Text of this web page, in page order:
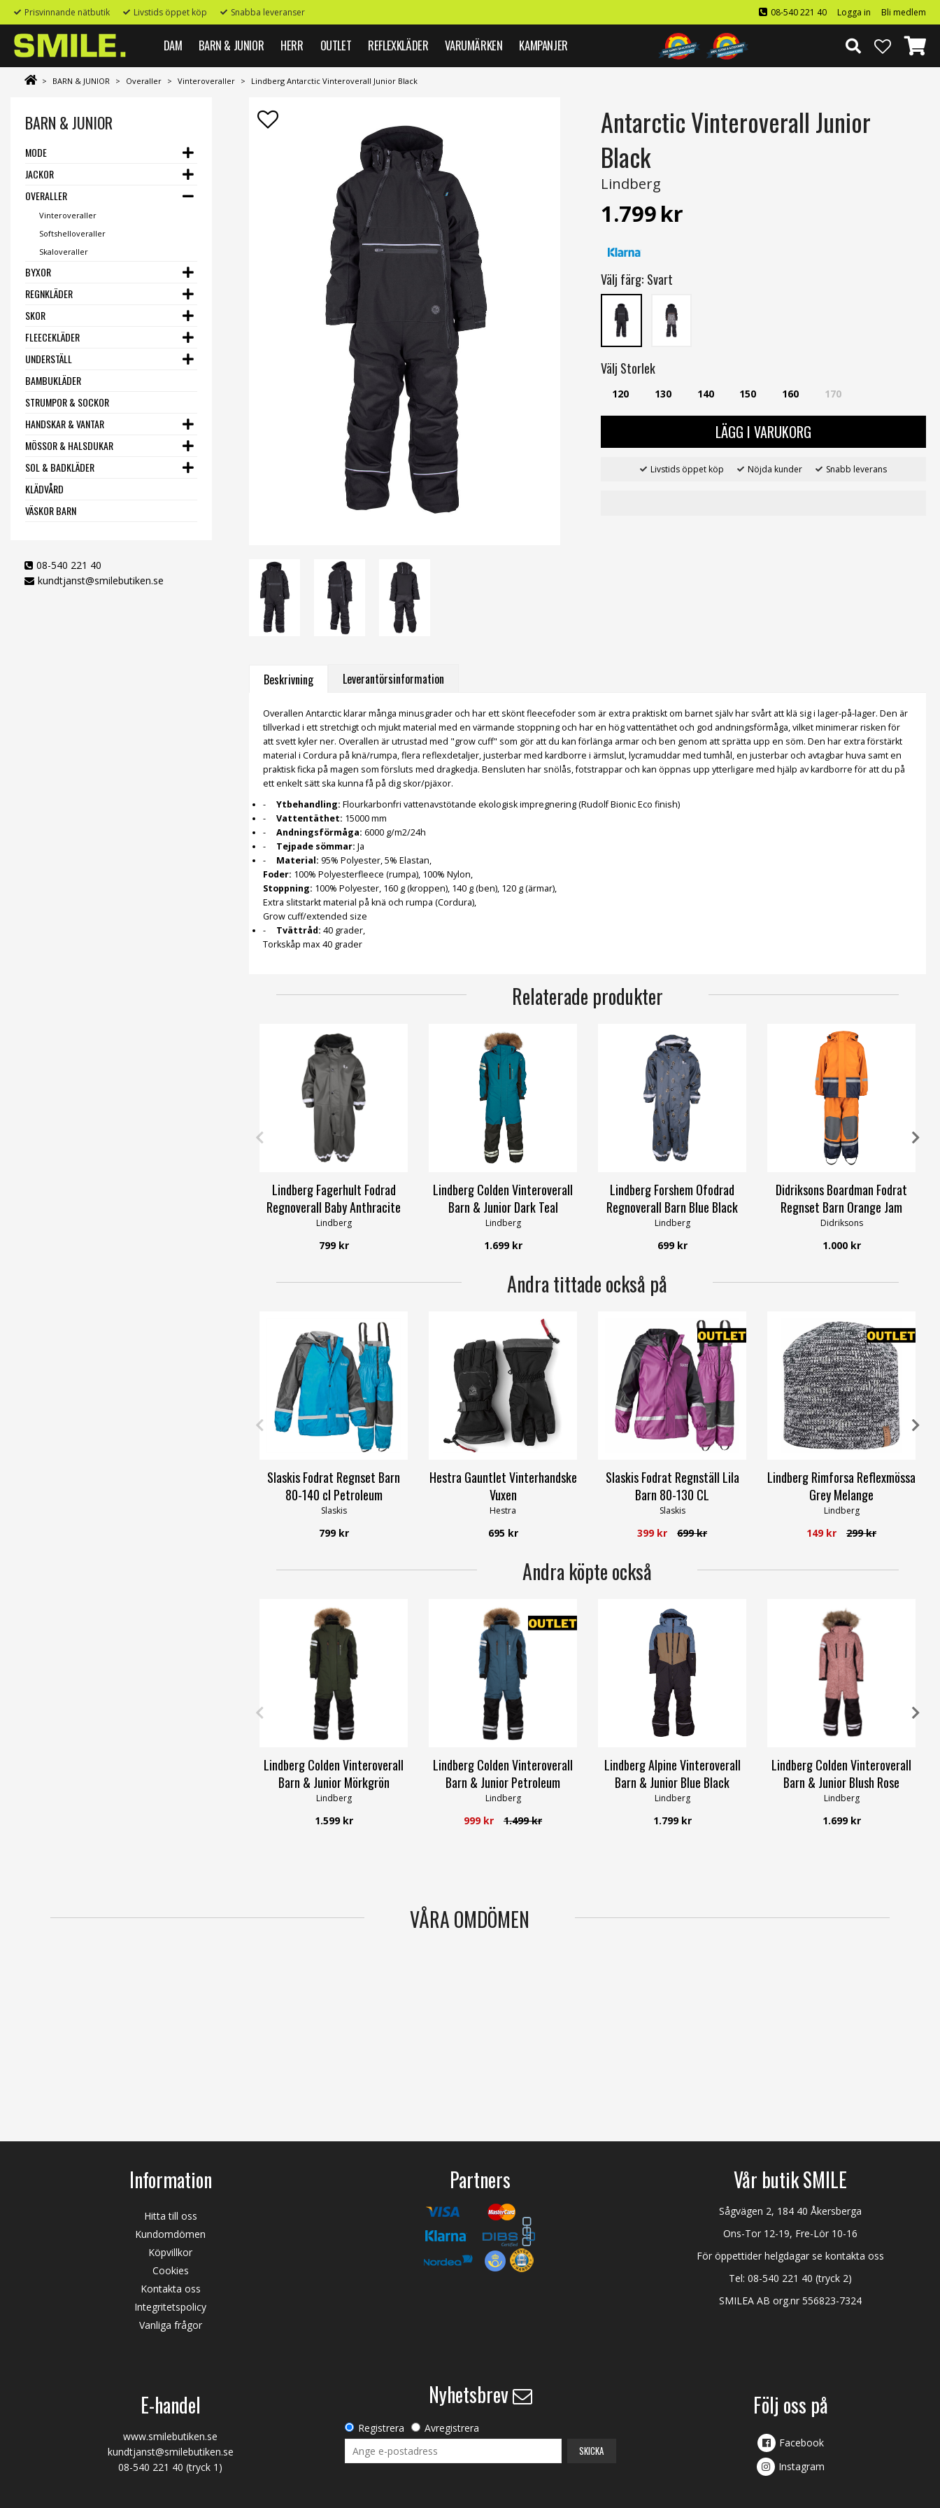
Prisvinnande nätbutik Livstids öppet köp Snabba leveranser 08-540 221 40 Logga in Bli medlem
DAM BARN & JUNIOR HERR OUTLET REFLEXKLÄDER VARUMÄRKEN KAMPANJER
> BARN & JUNIOR > Overaller > Vinteroveraller > Lindberg Antarctic Vinteroverall Junior Black
BARN & JUNIOR
MODE
JACKOR
OVERALLER
Vinteroveraller
Softshelloveraller
Skaloveraller
BYXOR
REGNKLÄDER
SKOR
FLEECEKLÄDER
UNDERSTÄLL
BAMBUKLÄDER
STRUMPOR & SOCKOR
HANDSKAR & VANTAR
MÖSSOR & HALSDUKAR
SOL & BADKLÄDER
KLÄDVÅRD
VÄSKOR BARN
08-540 221 40
kundtjanst@smilebutiken.se
Antarctic Vinteroverall Junior
Black
Lindberg
1.799kr
Välj färg: Svart
Välj Storlek
120 130 140 150 160 170
LÄGG I VARUKORG
Livstids öppet köp Nöjda kunder Snabb leverans
Beskrivning Leverantörsinformation
Overallen Antarctic klarar många minusgrader och har ett skönt fleecefoder som är extra praktiskt om barnet själv har svårt att klä sig i lager-på-lager. Den är
tillverkad i ett stretchigt och mjukt material med en värmande stoppning och har en hög vattentäthet och god andningsförmåga, vilket minimerar risken för
att svett kyler ner. Overallen är utrustad med "grow cuff" som gör att du kan förlänga armar och ben genom att sprätta upp en söm. Den har extra förstärkt
material i Cordura på knä/rumpa, flera reflexdetaljer, justerbar med kardborre i ärmslut, lycramuddar med tumhål, en justerbar och avtagbar huva samt en
praktisk ficka på magen som försluts med dragkedja. Bensluten har snölås, fotstrappar och kan öppnas upp ytterligare med hjälp av kardborre för att du på
ett enkelt sätt ska kunna få på dig skor/pjäxor.
Ytbehandling: Flourkarbonfri vattenavstötande ekologisk impregnering (Rudolf Bionic Eco finish)
Vattentäthet: 15000 mm
Andningsförmåga: 6000 g/m2/24h
Tejpade sömmar: Ja
Material: 95% Polyester, 5% Elastan,
Foder: 100% Polyesterfleece (rumpa), 100% Nylon,
Stoppning: 100% Polyester, 160 g (kroppen), 140 g (ben), 120 g (ärmar),
Extra slitstarkt material på knä och rumpa (Cordura),
Grow cuff/extended size
Tvättråd: 40 grader,
Torkskåp max 40 grader
Relaterade produkter
Lindberg Fagerhult Fodrad
Regnoverall Baby Anthracite
Lindberg
799 kr
Lindberg Colden Vinteroverall
Barn & Junior Dark Teal
Lindberg
1.699 kr
Lindberg Forshem Ofodrad
Regnoverall Barn Blue Black
Lindberg
699 kr
Didriksons Boardman Fodrat
Regnset Barn Orange Jam
Didriksons
1.000 kr
Andra tittade också på
Slaskis Fodrat Regnset Barn
80-140 cl Petroleum
Slaskis
799 kr
Hestra Gauntlet Vinterhandske
Vuxen
Hestra
695 kr
Slaskis Fodrat Regnställ Lila
Barn 80-130 CL
Slaskis
399 kr 699 kr
Lindberg Rimforsa Reflexmössa
Grey Melange
Lindberg
149 kr 299 kr
Andra köpte också
Lindberg Colden Vinteroverall
Barn & Junior Mörkgrön
Lindberg
1.599 kr
Lindberg Colden Vinteroverall
Barn & Junior Petroleum
Lindberg
999 kr 1.499 kr
Lindberg Alpine Vinteroverall
Barn & Junior Blue Black
Lindberg
1.799 kr
Lindberg Colden Vinteroverall
Barn & Junior Blush Rose
Lindberg
1.699 kr
VÅRA OMDÖMEN
Information
Hitta till oss
Kundomdömen
Köpvillkor
Cookies
Kontakta oss
Integritetspolicy
Vanliga frågor
Partners Vår butik SMILE
Sågvägen 2, 184 40 Åkersberga
Ons-Tor 12-19, Fre-Lör 10-16
För öppettider helgdagar se kontakta oss
Tel:08-540 221 40 (tryck 2)
SMILEA AB org.nr 556823-7324
E-handel
www.smilebutiken.se
kundtjanst@smilebutiken.se
08-540 221 40 (tryck 1)
Nyhetsbrev
Registrera Avregistrera
SKICKA
Följ oss på
Facebook
Instagram